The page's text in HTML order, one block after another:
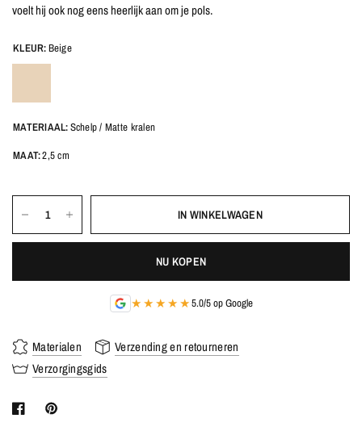
voelt hij ook nog eens heerlijk aan om je pols.
KLEUR:Beige
MATERIAAL:Schelp / Matte kralen
MAAT:2,5 cm
IN WINKELWAGEN
NU KOPEN
★★★★★5.0/5 op Google
Materialen
Verzending en retourneren
Verzorgingsgids